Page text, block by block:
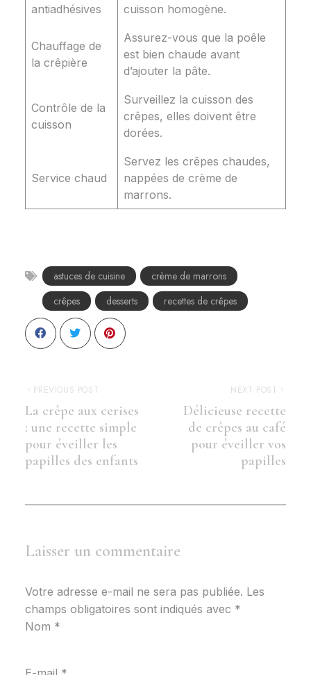
antiadhésives
cuisson homogène.
Chauffage de
la crêpière
Assurez-vous que la poêle
est bien chaude avant
d’ajouter la pâte.
Contrôle de la
cuisson
Surveillez la cuisson des
crêpes, elles doivent être
dorées.
Service chaud
Servez les crêpes chaudes,
nappées de crème de
marrons.
astuces de cuisine
crème de marrons
crêpes
desserts recettes de crêpes
PREVIOUS POST
La crêpe aux cerises
: une recette simple
pour éveiller les
papilles des enfants
NEXT POST
Délicieuse recette
de crêpes au café
pour éveiller vos
papilles
Laisser un commentaire
Votre adresse e-mail ne sera pas publiée. Les
champs obligatoires sont indiqués avec *
Nom *